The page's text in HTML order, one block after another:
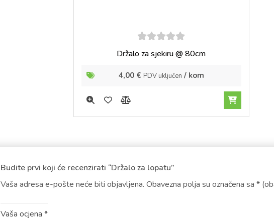
out of
5
Držalo za sjekiru @ 80cm
4,00 € PDV uključen / kom
Budite prvi koji će recenzirati “Držalo za lopatu”
Vaša adresa e-pošte neće biti objavljena. Obavezna polja su označena sa *
Vaša ocjena *